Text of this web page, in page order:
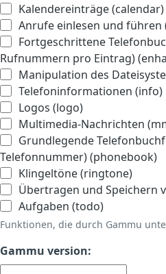
Kalendereinträge (calendar)
Anrufe einlesen und führen
Fortgeschrittene
Rufnummern pro Eintrag)
Manipulation des
Telefoninformationen (info)
Logos (logo)
Multimedia-Nachrichten
Grundlegende
Telefonnummer) (phonebook)
Klingeltöne (ringtone)
Übertragen und Speichern
Aufgaben (todo)
Funktionen, die durch Gammu
Gammu version: